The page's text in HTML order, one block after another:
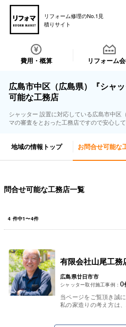
リフォーム修理のNo.1見
積りサイト
費用・概算 リフォーム
広島市中区（広島県）『シャ
可能な工務店
シャッター 設置に対応している広島市中区
マの審査をとおった工務店ですので安心し
地域の情報トップ お問合せ可能な
問合せ可能な工務店一覧
4 件中1〜4件
有限会社山尾工務
広島県廿日市市
シャッター取付施工事例： 0
当ページをご覧頂き誠
私の家造りの考え方は